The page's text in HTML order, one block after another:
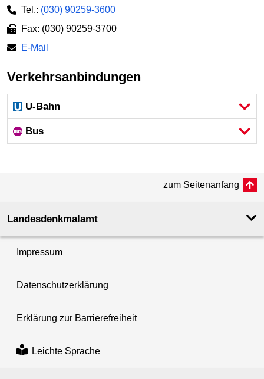
Tel.: (030) 90259-3600
Fax: (030) 90259-3700
E-Mail
Verkehrsanbindungen
U-Bahn
Bus
zum Seitenanfang
Landesdenkmal­amt
Impressum
Datenschutzerklärung
Erklärung zur Barrierefreiheit
Leichte Sprache